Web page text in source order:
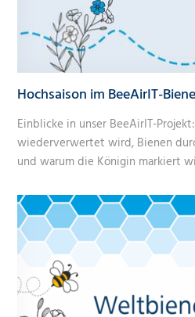
Hochsaison im BeeAirIT-
Einblicke in unser BeeAirIT-
wiederverwertet wird, Bienen
und warum die Königin markiert